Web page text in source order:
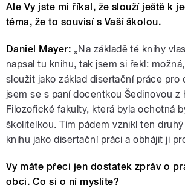
Ale Vy jste mi říkal, že slouží ještě k
téma, že to souvisí s Vaší školou.
Daniel Mayer: „Na základě té knihy
napsal tu knihu, tak jsem si řekl:
sloužit jako základ disertační práce pro
jsem se s paní docentkou Šedinovou z
Filozofické fakulty, která byla ochotná
školitelkou. Tím pádem vznikl ten
knihu jako disertační práci a obhájit ji
Vy máte přeci jen dostatek zpráv o
obci. Co si o ní myslíte?